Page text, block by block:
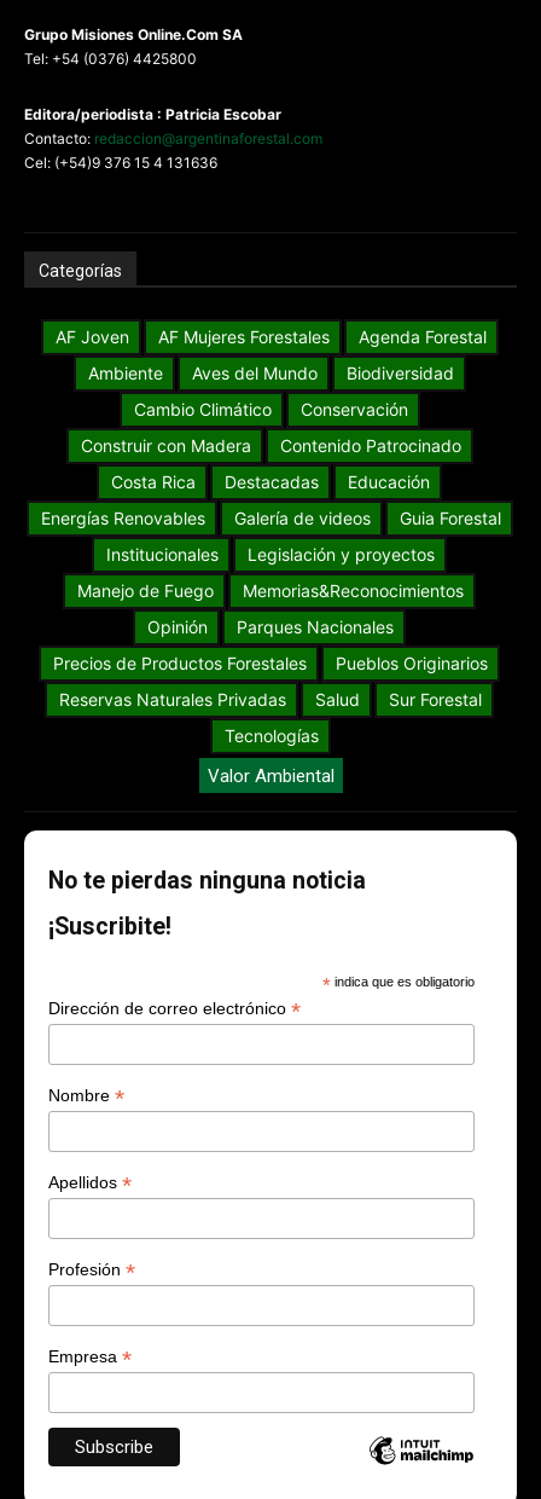
Grupo Misiones Online.Com SA
Tel: +54 (0376) 4425800
Editora/periodista : Patricia Escobar
Contacto: redaccion@argentinaforestal.com
Cel: (+54)9 376 15 4 131636
Categorías
AF Joven AF Mujeres Forestales
Agenda Forestal
Ambiente
Aves del Mundo
Biodiversidad
Cambio Climático
Conservación
Construir con Madera
Contenido Patrocinado
Costa Rica
Destacadas
Educación
Energías Renovables
Galería de videos
Guia Forestal
Institucionales
Legislación y proyectos
Manejo de Fuego
Memorias&Reconocimientos
Opinión
Parques Nacionales
Precios de Productos Forestales
Pueblos Originarios
Reservas Naturales Privadas
Salud
Sur Forestal
Tecnologías
Valor Ambiental
No te pierdas ninguna noticia
¡Suscribite!
* indica que es obligatorio
Dirección de correo electrónico *
Nombre *
Apellidos *
Profesión *
Empresa *